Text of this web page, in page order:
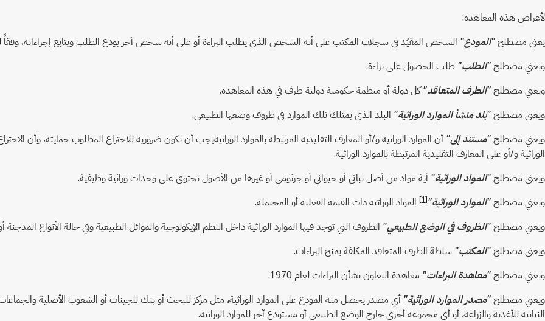
لأغراض هذه المعاهدة:
يعني مصطلح"المودع" الشخص المقيّد في سجلات المكتب على أنه الشخص الذي يطلب البراءة أو على أنه شخص آخر يودع الطلب ويتابع إجراءاته، وفقاً
ويعني مصطلح"الطلب" طلب الحصول على براءة.
ويعني مصطلح"الطرف المتعاقد"كل دولة أو منظمة حكومية دولية طرف في هذه المعاهدة.
ويعني مصطلح"بلد منشأ الموارد الوراثية" البلد الذي يمتلك تلك الموارد في ظروف وضعها الطبيعي.
ويعني مصطلح"مستند إلى" أن الموارد الوراثية و/أو المعارف التقليدية المرتبطة بالموارد الوراثيةيجب أن تكون ضرورية للاختراع المطلوب حمايته،
الوراثية و/أو على المعارف التقليدية المرتبطة بالموارد الوراثية.
ويعني مصطلح"المواد الوراثية" أية مواد من أصل نباتي أو حيواني أو جرثومي أو غيرها من الأصول تحتوي على وحدات وراثية وظيفية.
ويعني مصطلح"الموارد الوراثية"[1]
المواد الوراثية ذات القيمة الفعلية أو المحتملة.
ويعني مصطلح"الظروف في الوضع الطبيعي" الظروف التي توجد فيها الموارد الوراثية داخل النظم الإيكولوجية والموائل الطبيعية وفي حالة الأنواع
ويعني مصطلح"المكتب" سلطة الطرف المتعاقد المكلفة بمنح البراءات.
ويعني مصطلح"معاهدة البراءات" معاهدة التعاون بشأن البراءات لعام 1970.
ويعني مصطلح"مصدر الموارد الوراثية" أي مصدر يحصل منه المودع على الموارد الوراثية، مثل مركز للبحث أو بنك للجينات أو الشعوب الأصلية والجماعات
النباتية للأغذية والزراعة، أو أي مجموعة أخرى خارج الوضع الطبيعي أو مستودع آخر للموارد الوراثية.